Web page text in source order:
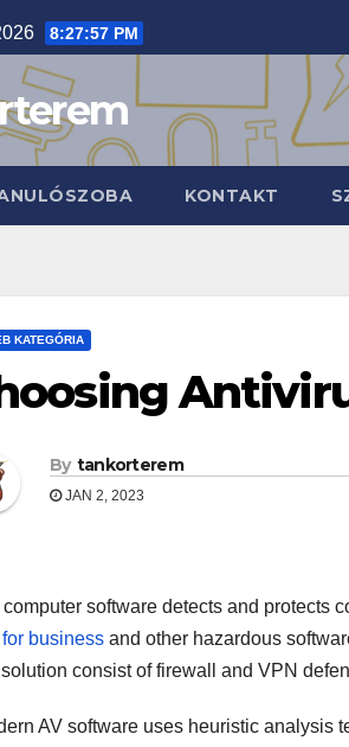
8:27:57 PM
KONTAKT
KATEGÓRIA
By tankorterem
JAN 2, 2023
software detects and protects
business and other hazardous
consist of firewall and VPN
AV software uses heuristic analysis